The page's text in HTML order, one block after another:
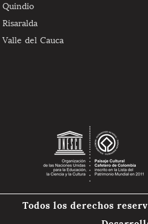
Quindio
Risaralda
Valle del Cauca
Todos los derechos